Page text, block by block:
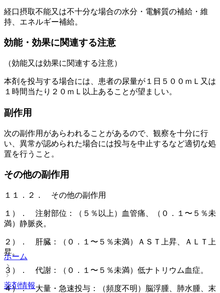
経口摂取不能又は不十分な場合の水分・電解質の補給・維
持、エネルギー補給。
効能・効果に関連する注意
（効能又は効果に関連する注意）
本剤を投与する場合には、患者の尿量が１日５００ｍＬ又は
１時間当たり２０ｍＬ以上あることが望ましい。
副作用
次の副作用があらわれることがあるので、観察を十分に行
い、異常が認められた場合には投与を中止するなど適切な処
置を行うこと。
その他の副作用
１１．２． その他の副作用
１）． 注射部位：（５％以上）血管痛、（０．１〜５％未
満）静脈炎。
２）． 肝臓：（０．１〜５％未満）ＡＳＴ上昇、ＡＬＴ上
昇。
３）． 代謝：（０．１〜５％未満）低ナトリウム血症。
４）． 大量・急速投与：（頻度不明）脳浮腫、肺水腫、末
ホーム
薬剤情報